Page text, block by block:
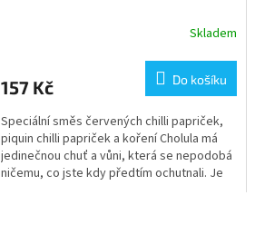
Skladem
157 Kč Do košíku
Speciální směs červených chilli papriček,
piquin chilli papriček a koření Cholula má
jedinečnou chuť a vůni, která se nepodobá
ničemu, co jste kdy předtím ochutnali. Je